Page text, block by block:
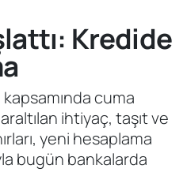
Kredide
cuma
ihtiyaç, taşıt ve
yeni hesaplama
bugün bankalarda
ve Fikstür